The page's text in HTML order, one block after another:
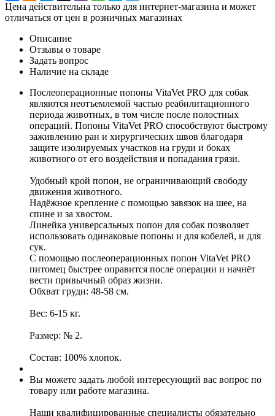
Цена действительна только для интернет-магазина и может
отличаться от цен в розничных магазинах
Описание
Отзывы о товаре
Задать вопрос
Наличие на складе
Послеоперационные попоны VitaVet PRO для собак
являются неотъемлемой частью реабилитационного
периода животных, в том числе после полостных
операций. Попоны VitaVet PRO способствуют быстрому
заживлению ран и хирургических швов благодаря
защите изолируемых участков на груди и боках
животного от его воздействия и попадания грязи.
Удобный крой попон, не ограничивающий свободу
движения животного.
Надёжное крепление с помощью завязок на шее, на
спине и за хвостом.
Линейка универсальных попон для собак позволяет
использовать одинаковые попоны и для кобелей, и для
сук.
С помощью послеоперационных попон VitaVet PRO
питомец быстрее оправится после операции и начнёт
вести привычный образ жизни.
Обхват груди: 48-58 см.
Вес: 6-15 кг.
Размер: № 2.
Состав: 100% хлопок.
Вы можете задать любой интересующий вас вопрос по
товару или работе магазина.
Наши квалифицированные специалисты обязательно